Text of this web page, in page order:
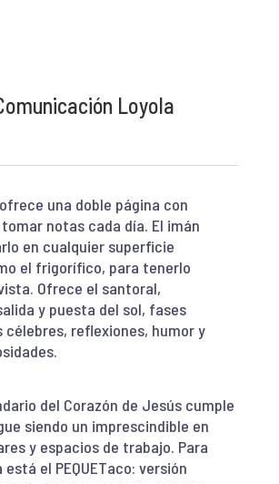
Loyola
una doble página con
notas cada día. El imán
en cualquier superficie
el frigorífico, para tenerlo
Ofrece el santoral,
y puesta del sol, fases
célebres, reflexiones, humor y
del Corazón de Jesús cumple
siendo un imprescindible en
y espacios de trabajo. Para
el PEQUETaco: versión